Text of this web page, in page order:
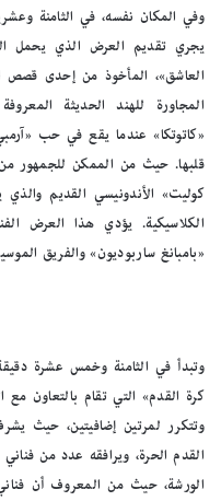
وفي المكان نفسه، في الثامنة
يجري تقديم العرض الذي يحمل
العاشق»، المأخوذ من إحدى قصص
المجاورة للهند الحديثة
«كاتوتكا» عندما يقع في حب
قلبها. حيث من الممكن للجمهور
كوليت» الأندونيسي القديم
الكلاسيكية. يؤدي هذا العرض
«بامبانغ ساربوديون» والفريق
وتبدأ في الثامنة وخمس عشرة
كرة القدم» التي تقام بالتعاون
وتتكرر لمرتين إضافيتين، حيث
القدم الحرة، ويرافقه عدد من
الورشة، حيث من المعروف أن